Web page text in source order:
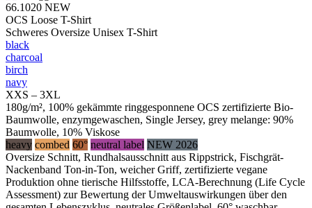
66.1020 NEW
OCS Loose T-Shirt
Schweres Oversize Unisex T-Shirt
black
charcoal
birch
navy
XXS – 3XL
180g/m², 100% gekämmte ringgesponnene OCS zertifizierte Bio-
Baumwolle, enzymgewaschen, Single Jersey, grey melange: 90%
Baumwolle, 10% Viskose
heavy combed 60° neutral label NEW 2026
Oversize Schnitt, Rundhalsausschnitt aus Rippstrick, Fischgrät-
Nackenband Ton-in-Ton, weicher Griff, zertifizierte vegane
Produktion ohne tierische Hilfsstoffe, LCA-Berechnung (Life Cycle
Assessment) zur Bewertung der Umweltauswirkungen über den